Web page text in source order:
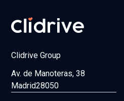
Clidrive Group
Av. de Manoteras, 38
Madrid28050